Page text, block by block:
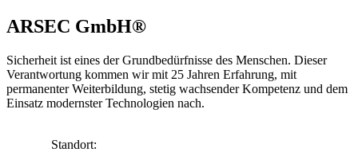
ARSEC GmbH®
Sicherheit ist eines der Grundbedürfnisse des Menschen. Dieser
Verantwortung kommen wir mit 25 Jahren Erfahrung, mit
permanenter Weiterbildung, stetig wachsender Kompetenz und dem
Einsatz modernster Technologien nach.
Standort: